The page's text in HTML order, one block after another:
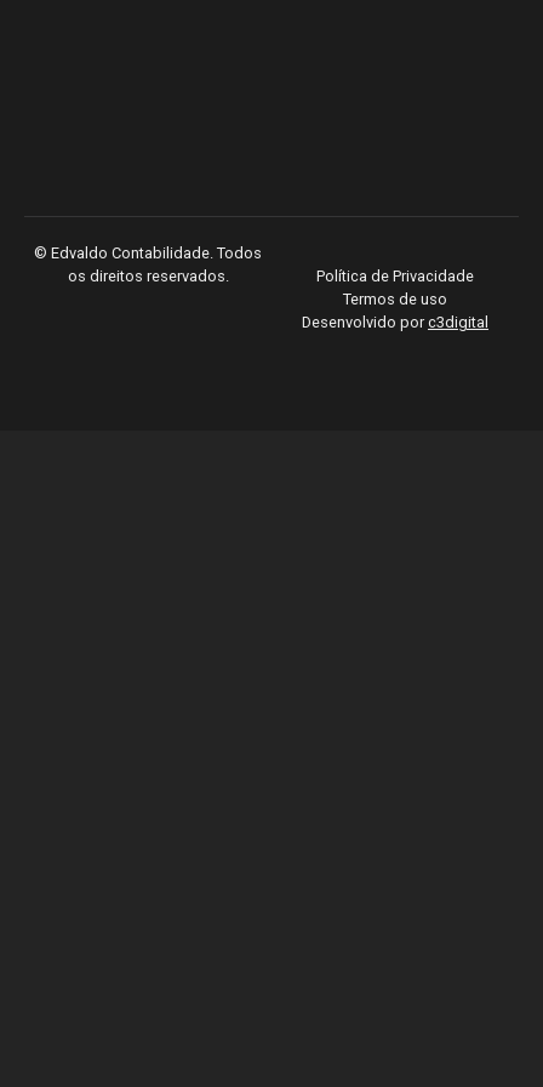
© Edvaldo Contabilidade. Todos
os direitos reservados.
Política de Privacidade
Termos de uso
Desenvolvido por c3digital